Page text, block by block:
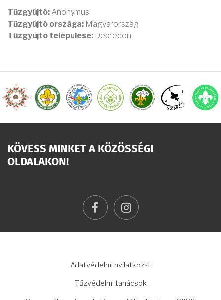
Tűzgyújtó: Anonymus
Tűzgyújtó országa: Magyarország
Tűzgyújtó települése: Debrecen
KÖVESS MINKET A KÖZÖSSÉGI
OLDALAKON!
facebookinstagram
Adatvédelmi nyilatkozat
Tűzvédelmi tanácsok